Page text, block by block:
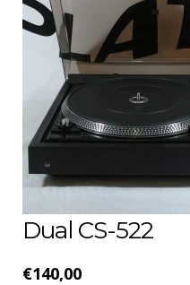
Dual CS-522
€140,00